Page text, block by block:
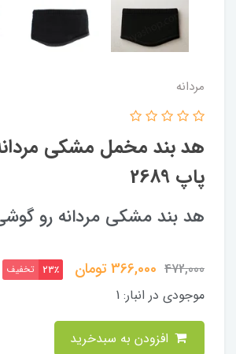
مردانه
هد بند مخمل مشکی
پاپ 2689
هد بند مشکی مردانه رو
472,000
366,000تومان 23٪ تخفیف
موجودی در انبار: 1